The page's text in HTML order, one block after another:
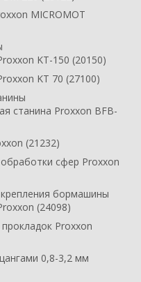
MICROMOT
KT-150 (20150)
KT 70 (27100)
станина Proxxon BFB-
(21232)
сфер Proxxon
бормашины
(24098)
Proxxon
0,8-3,2 мм